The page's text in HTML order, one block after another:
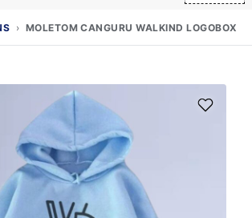
› MOLETOM CANGURU WALKIND LOGOBOX